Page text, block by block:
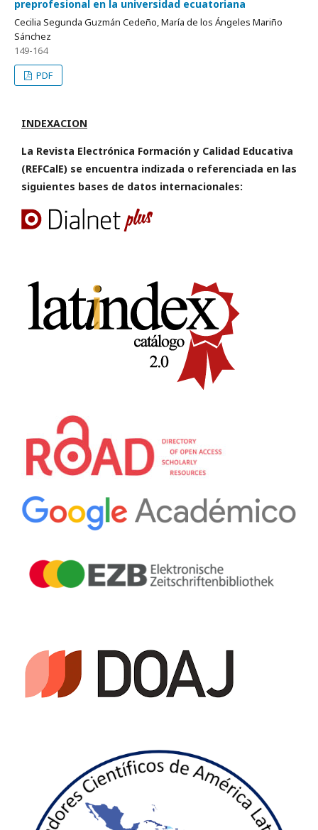
preprofesional en la universidad ecuatoriana
Cecilia Segunda Guzmán Cedeño, María de los Ángeles Mariño
Sánchez
149-164
PDF
INDEXACION
La Revista Electrónica Formación y Calidad Educativa
(REFCalE) se encuentra indizada o referenciada en las
siguientes bases de datos internacionales: